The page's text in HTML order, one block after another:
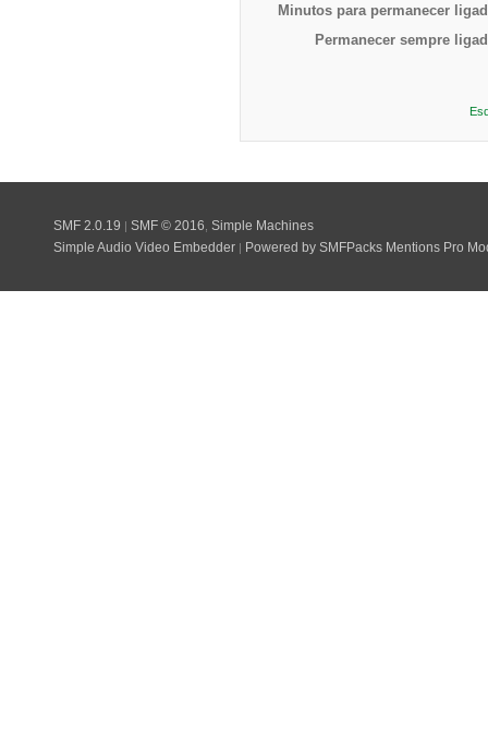
Minutos para permanecer
Permanecer sempre
SMF 2.0.19 | SMF © 2016 Simple Machines
Simple Audio Video Embedder | Powered by SMFPacks Mentions Pro